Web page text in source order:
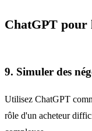
ChatGPT pour
9. Simuler des
Utilisez ChatGPT
rôle d'un acheteur